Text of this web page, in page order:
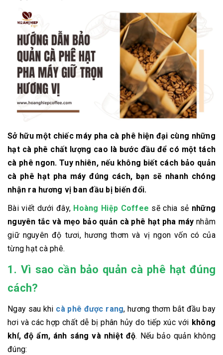
Sở hữu một chiếc máy pha cà phê hiện đại cùng những
hạt cà phê chất lượng cao là bước đầu để có một tách
cà phê ngon. Tuy nhiên, nếu không biết cách bảo quản
cà phê hạt pha máy đúng cách, bạn sẽ nhanh chóng
nhận ra hương vị ban đầu bị biến đổi.
Bài viết dưới đây, Hoàng Hiệp Coffee sẽ chia sẻ những
nguyên tắc và mẹo bảo quản cà phê hạt pha máy nhằm
giữ nguyên độ tươi, hương thơm và vị ngon vốn có của
từng hạt cà phê.
1. Vì sao cần bảo quản cà phê hạt đúng
cách?
Ngay sau khi cà phê được rang, hương thơm bắt đầu bay
hơi và các hợp chất dễ bị phân hủy do tiếp xúc với không
khí, độ ẩm, ánh sáng và nhiệt độ. Nếu bảo quản không
đúng: